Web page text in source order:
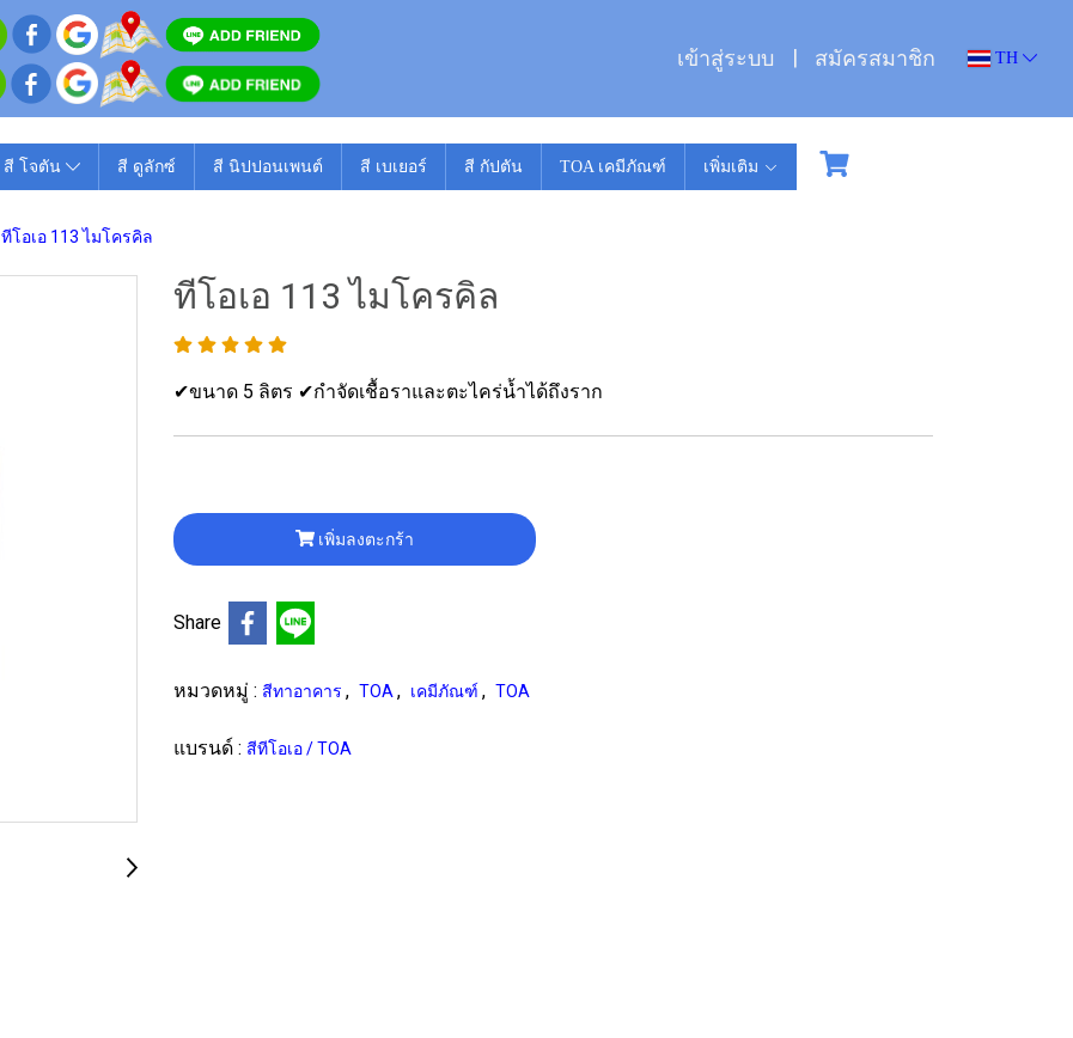
เข้าสู่ระบบ สมัครสมาชิก TH
สี โจตัน สี ดูลักซ์ สี นิปปอนเพนต์ สี เบเยอร์ สี กัปตัน TOA เคมีภัณฑ์ เพิ่มเติม
ทีโอเอ 113 ไมโครคิล
ทีโอเอ 113 ไมโครคิล
✔ขนาด 5 ลิตร ✔กำจัดเชื้อราและตะไคร่น้ำได้ถึงราก
เพิ่มลงตะกร้า
Share
หมวดหมู่ : สีทาอาคาร , TOA , เคมีภัณฑ์ , TOA
แบรนด์ : สีทีโอเอ / TOA